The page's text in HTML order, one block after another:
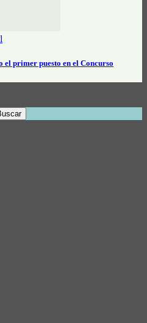
el primer puesto en el Concurso